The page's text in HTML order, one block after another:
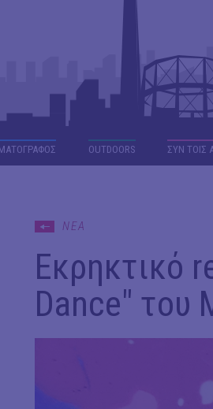
OUTDΟORS ΣΥΝ ΤΟΙΣ
ΝΕΑ
Εκρηκτικό
Dance" του